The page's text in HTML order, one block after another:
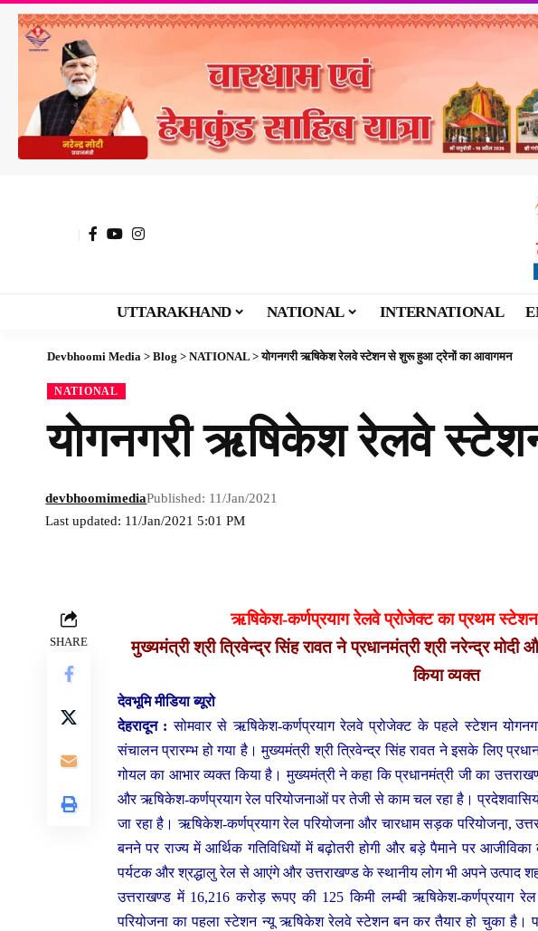
UTTARAKHAND NATIONAL INTERNATIONAL
Devbhoomi Media > Blog > NATIONAL >योगनगरी ऋषिकेश रेलवे स्टेशन से शुरू हुआ ट्रेनों का आवागमन
NATIONAL
योगनगरी ऋषिकेश रेलवे
Last updated: 11/Jan/2021 5:01 PM
devbhoomimediaPublished: 11/Jan/2021
SHARE
ऋषिकेश-कर्णप्रयाग रेलवे प्रोजेक्ट का प्रथम
मुख्यमंत्री श्री त्रिवेन्द्र सिंह रावत ने प्रधानमंत्री श्री नरेन्द्र
किया व्यक्त
देवभूमि मीडिया ब्यूरो
देहरादून : सोमवार से ऋषिकेश-कर्णप्रयाग रेलवे प्रोजेक्ट के पहले स्टेशन
संचालन प्रारम्भ हो गया है। मुख्यमंत्री श्री त्रिवेन्द्र सिंह रावत ने इसके लिए
गोयल का आभार व्यक्त किया है। मुख्यमंत्री ने कहा कि प्रधानमंत्री जी का
और ऋषिकेश-कर्णप्रयाग रेल परियोजनाओं पर तेजी से काम चल रहा है।
जा रहा है। ऋषिकेश-कर्णप्रयाग रेल परियोजना और चारधाम सड़क परियोजना़,
बनने पर राज्य में आर्थिक गतिविधियों में बढ़ोतरी होगी और बड़े पैमाने पर
पर्यटक और श्रद्धालु रेल से आएंगे और उत्तराखण्ड के स्थानीय लोग भी अपने उत्पाद
उत्तराखण्ड में 16,216 करोड़ रूपए की 125 किमी लम्बी ऋषिकेश-कर्णप्रयाग
परियोजना का पहला स्टेशन न्यू ऋषिकेश रेलवे स्टेशन बन कर तैयार हो चुका है।